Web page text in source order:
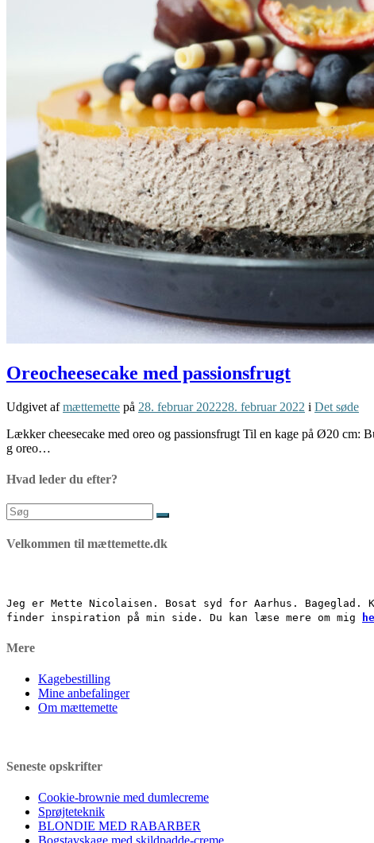
Oreocheesecake med passionsfrugt
Udgivet afmættemette på 28. februar 202228. februar 2022 i Det søde
Lækker cheesecake med oreo og passionsfrugt Til en kage på Ø20 cm:
g oreo…
Hvad leder du efter?
Søg
efter:
Velkommen til mættemette.dk
Jeg er Mette Nicolaisen. Bosat syd for Aarhus.
finder inspiration på min side. Du kan læse mere om mig
Mere
Kagebestilling
Mine anbefalinger
Om mættemette
Seneste opskrifter
Cookie-brownie med dumlecreme
Sprøjteteknik
BLONDIE MED RABARBER
Bogstavskage med skildpadde-creme